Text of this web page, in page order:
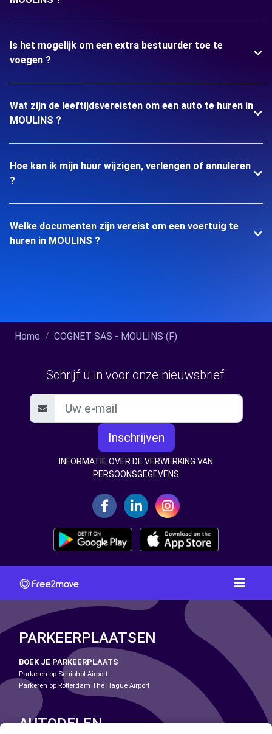
Is het mogelijk om een extra bestuurder toe te
voegen ?
Wat zijn de leeftijdsvereisten om een auto te huren in
MOULINS ?
Hoe kan ik mijn huur wijzigen, verlengen of annuleren
?
Welke documenten zijn vereist om een voertuig te
huren in MOULINS ?
Home COGNET SAS - MOULINS (F)
Schrijf u in voor onze nieuwsbrief:
Inschrijven
INFORMATIE OVER DE VERWERKING VAN
PERSOONSGEGEVENS
PARKEERPLAATSEN
BOEK JE PARKEERPLAATS
Parkeren op Schiphol Airport
Parkeren op Rotterdam The Hague Airport
AUTODELEN